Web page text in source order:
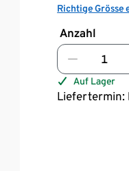
Richtige Grösse
Anzahl
Auf Lager
Liefertermin: